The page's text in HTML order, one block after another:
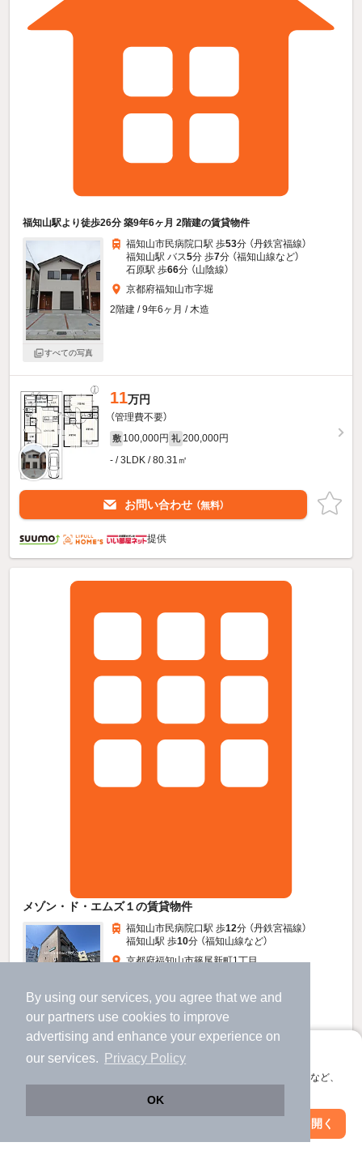
By using our services, you agree that we and
our partners use cookies to improve
advertising and enhance your experience on
our services.
Privacy Policy
OK
アプリに切り替えて、サクサクお部屋探し
会員登録なしですぐ使える。マップ検索やお気に入り保存など、
アプリを開く
福知山駅より徒歩26分 築9年6ヶ月 2階建の賃貸物件
すべての写真
福知山市民病院口駅 歩53分 （丹鉄宮福線）
福知山駅 バス5分 歩7分 （福知山線など）
石原駅 歩66分 （山陰線）
京都府福知山市字堀
2階建 / 9年6ヶ月 / 木造
11万円
（管理費不要）
敷 100,000円 礼 200,000円
- / 3LDK / 80.31㎡
お問い合わせ （無料）
提供
メゾン・ド・エムズ１の賃貸物件
すべての写真
福知山市民病院口駅 歩12分 （丹鉄宮福線）
福知山駅 歩10分 （福知山線など）
京都府福知山市篠尾新町1丁目
駐車場あり 駐輪場あり
7.2万円
（管理費5,000円）
礼 不要
絞り込み条件を変更